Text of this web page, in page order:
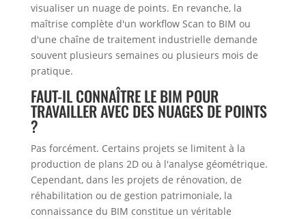
visualiser un nuage de points. En revanche, la
maîtrise complète d'un workflow Scan to BIM ou
d'une chaîne de traitement industrielle demande
souvent plusieurs semaines ou plusieurs mois de
pratique.
FAUT-IL CONNAÎTRE LE BIM POUR
TRAVAILLER AVEC DES NUAGES DE POINTS
?
Pas forcément. Certains projets se limitent à la
production de plans 2D ou à l'analyse géométrique.
Cependant, dans les projets de rénovation, de
réhabilitation ou de gestion patrimoniale, la
connaissance du BIM constitue un véritable